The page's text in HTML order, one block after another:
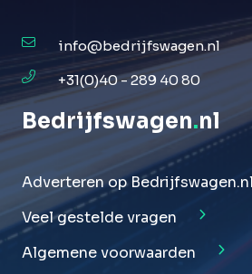
info@bedrijfswagen.nl
+31(0)40 - 289 40 80
Bedrijfswagen.nl
Adverteren op Bedrijfswagen.nl
Veel gestelde vragen
Algemene voorwaarden